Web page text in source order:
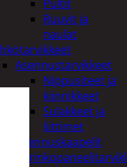
Pultit
Ruuvit ja
naulat
Asennustarvikkeet
Nippusiteet ja
kiinnikkeet
Sulakkeet ja
liittimet
Asennuskaapelit